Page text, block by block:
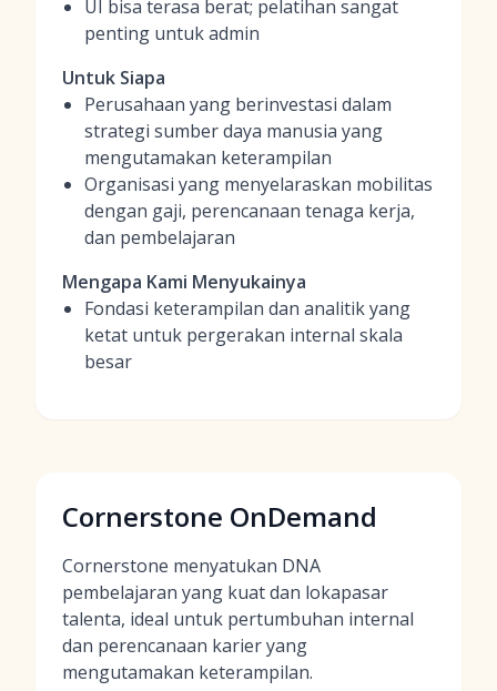
UI bisa terasa berat; pelatihan sangat
penting untuk admin
Untuk Siapa
Perusahaan yang berinvestasi dalam
strategi sumber daya manusia yang
mengutamakan keterampilan
Organisasi yang menyelaraskan mobilitas
dengan gaji, perencanaan tenaga kerja,
dan pembelajaran
Mengapa Kami Menyukainya
Fondasi keterampilan dan analitik yang
ketat untuk pergerakan internal skala
besar
Cornerstone OnDemand
Cornerstone menyatukan DNA
pembelajaran yang kuat dan lokapasar
talenta, ideal untuk pertumbuhan internal
dan perencanaan karier yang
mengutamakan keterampilan.